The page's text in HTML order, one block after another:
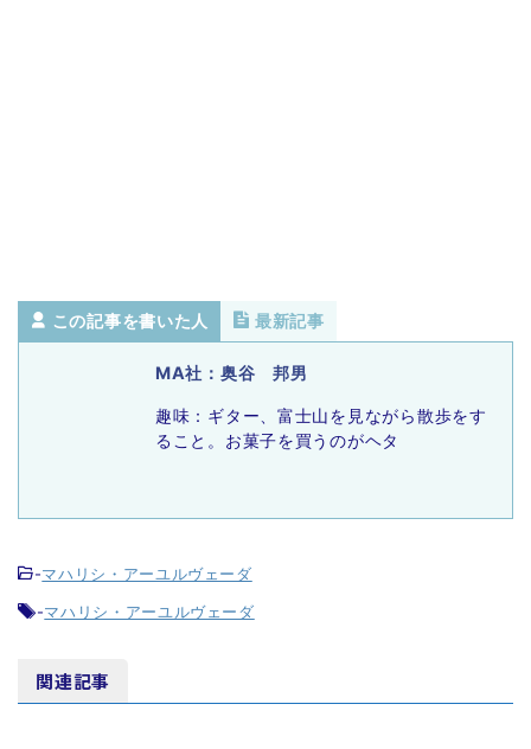
この記事を書いた人 最新記事
MA社：奥谷 邦男
趣味：ギター、富士山を見ながら散歩をす
ること。お菓子を買うのがヘタ
-マハリシ・アーユルヴェーダ
-マハリシ・アーユルヴェーダ
関連記事